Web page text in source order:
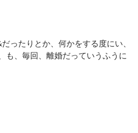
ったりとか、何かをする度にい、
も、毎回、離婚だっていうふうに